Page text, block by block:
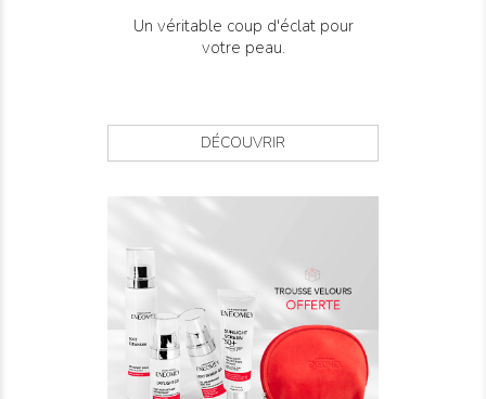
Un véritable coup d'éclat pour
votre peau.
DÉCOUVRIR